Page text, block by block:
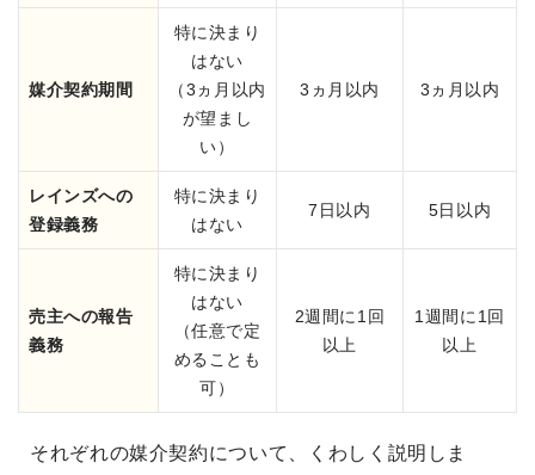
媒介契約期間
特に決まり
はない
（3ヵ月以内
が望まし
い）
3ヵ月以内 3ヵ月以内
レインズへの
登録義務
特に決まり
はない
7日以内 5日以内
売主への報告
義務
特に決まり
はない
（任意で定
めることも
可）
2週間に1回
以上
1週間に1回
以上
それぞれの媒介契約について、くわしく説明しま